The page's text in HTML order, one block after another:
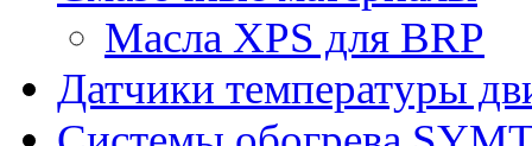
Масла XPS для BRP
Датчики температуры